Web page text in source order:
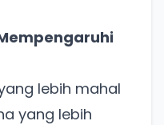
lebih mahal
yang lebih